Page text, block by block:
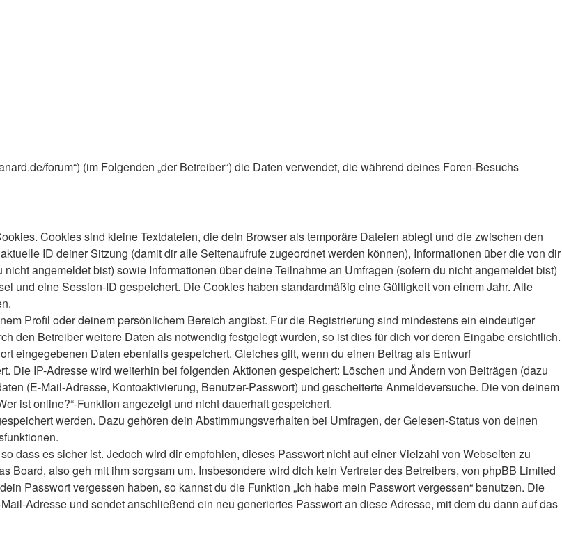
forum“) (im Folgenden „der Betreiber“) die Daten verwendet, die während deines Foren-Besuchs
Cookies sind kleine Textdateien, die dein Browser als temporäre Dateien ablegt und die zwischen den
ID deiner Sitzung (damit dir alle Seitenaufrufe zugeordnet werden können), Informationen über die von dir
angemeldet bist) sowie Informationen über deine Teilnahme an Umfragen (sofern du nicht angemeldet bist)
und eine Session-ID gespeichert. Die Cookies haben standardmäßig eine Gültigkeit von einem Jahr. Alle
Profil oder deinem persönlichem Bereich angibst. Für die Registrierung sind mindestens ein eindeutiger
den Betreiber weitere Daten als notwendig festgelegt wurden, so ist dies für dich vor deren Eingabe ersichtlich.
eingegebenen Daten ebenfalls gespeichert. Gleiches gilt, wenn du einen Beitrag als Entwurf
Die IP-Adresse wird weiterhin bei folgenden Aktionen gespeichert: Löschen und Ändern von Beiträgen (dazu
(E-Mail-Adresse, Kontoaktivierung, Benutzer-Passwort) und gescheiterte Anmeldeversuche. Die von deinem
ist online?“-Funktion angezeigt und nicht dauerhaft gespeichert.
werden. Dazu gehören dein Abstimmungsverhalten bei Umfragen, der Gelesen-Status von deinen
dass es sicher ist. Jedoch wird dir empfohlen, dieses Passwort nicht auf einer Vielzahl von Webseiten zu
also geh mit ihm sorgsam um. Insbesondere wird dich kein Vertreter des Betreibers, von phpBB Limited
Passwort vergessen haben, so kannst du die Funktion „Ich habe mein Passwort vergessen“ benutzen. Die
Adresse und sendet anschließend ein neu generiertes Passwort an diese Adresse, mit dem du dann auf das